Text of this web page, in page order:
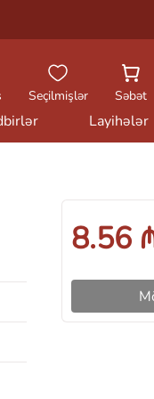
Seçilmişlər Səbət
Layihələr
8.56